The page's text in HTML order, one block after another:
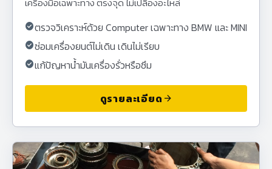
เครื่องมือเฉพาะทาง ตรงจุด ไม่เปลืองอะไหล่
check_circleตรวจวิเคราะห์ด้วย Computer เฉพาะทาง BMW และ MINI
check_circleซ่อมเครื่องยนต์ไม่เดิน เดินไม่เรียบ
check_circleแก้ปัญหาน้ำมันเครื่องรั่วหรือซึม
ดูรายละเอียด arrow_forward